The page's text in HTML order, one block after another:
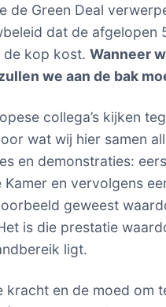
de Green Deal
dat de
de kop kost. Wanneer
we aan de bak
collega’s kijken
wat wij hier samen
en demonstraties:
Kamer en vervolgens
geweest
is die prestatie
ligt.
kracht en de moed om